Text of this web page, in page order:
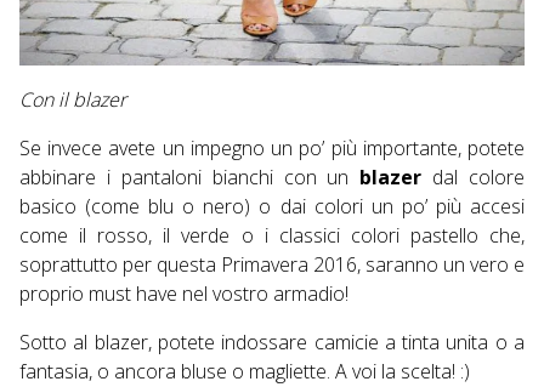
Con il blazer
Se invece avete un impegno un po’ più importante, potete
abbinare i pantaloni bianchi con un blazer dal colore
basico (come blu o nero) o dai colori un po’ più accesi
come il rosso, il verde o i classici colori pastello che,
soprattutto per questa Primavera 2016, saranno un vero e
proprio must have nel vostro armadio!
Sotto al blazer, potete indossare camicie a tinta unita o a
fantasia, o ancora bluse o magliette. A voi la scelta! :)